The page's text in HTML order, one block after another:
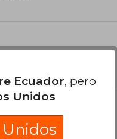
Ecuador, pero
Unidos
Unidos